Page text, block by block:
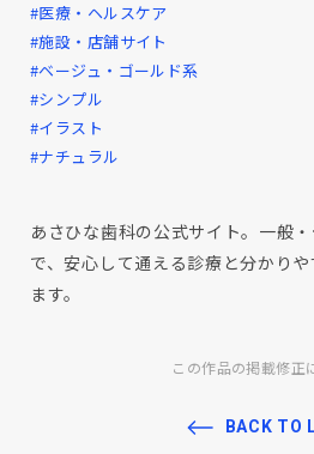
#医療・ヘルスケア
#施設・店舗サイト
#ベージュ・ゴールド系
#シンプル
#イラスト
#ナチュラル
あさひな歯科の公式サイト。一般
で、安心して通える診療と分かり
ます。
この作品の掲載修正
BACK TO